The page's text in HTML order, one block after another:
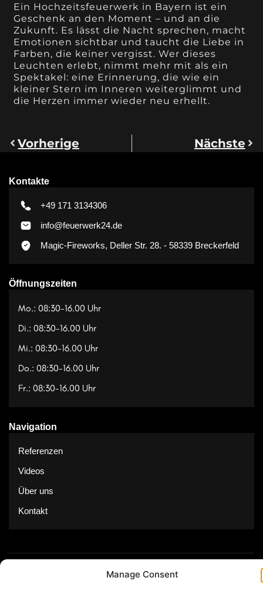
Manage Consent
Ein Hochzeitsfeuerwerk in Bayern ist ein
Geschenk an den Moment – und an die
Zukunft. Es lässt die Nacht sprechen, macht
Emotionen sichtbar und taucht die Liebe in
Farben, die keiner vergisst. Wer dieses
Leuchten erlebt, nimmt mehr mit als ein
Spektakel: eine Erinnerung, die wie ein
kleiner Stern im Inneren weiterglimmt und
die Herzen immer wieder neu erhellt.
Vorherige Nächste
Kontakte
+49 171 3134306
info@feuerwerk24.de
Magic-Fireworks, Deller Str. 28. - 58339 Breckerfeld
Öffnungszeiten
Mo.: 08:30-16.00 Uhr
Di.: 08:30-16.00 Uhr
Mi.: 08:30-16.00 Uhr
Do.: 08:30-16.00 Uhr
Fr.: 08:30-16.00 Uhr
Navigation
Referenzen
Videos
Über uns
Kontakt
© Copyright 2025 by Feuerwerk24